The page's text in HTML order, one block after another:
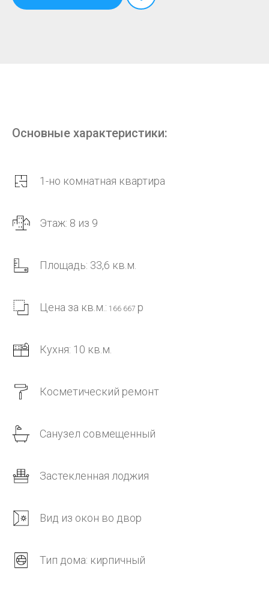
Основные характеристики:
1-но комнатная квартира
Этаж: 8 из 9
Площадь: 33,6 кв.м.
Цена за кв.м.: 166 667 р
Кухня: 10 кв.м.
Косметический ремонт
Санузел совмещенный
Застекленная лоджия
Вид из окон во двор
Тип дома: кирпичный